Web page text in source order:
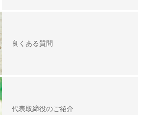
良くある質問
代表取締役のご紹介